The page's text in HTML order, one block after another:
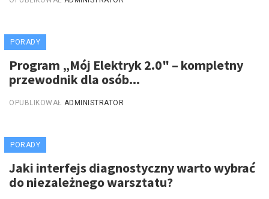
PORADY
Program „Mój Elektryk 2.0" – kompletny
przewodnik dla osób...
OPUBLIKOWAŁ ADMINISTRATOR
PORADY
Jaki interfejs diagnostyczny warto wybrać
do niezależnego warsztatu?